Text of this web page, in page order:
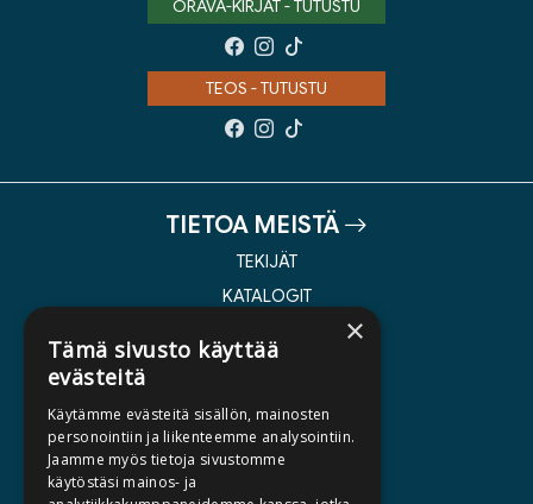
ORAVA-KIRJAT - TUTUSTU
TEOS - TUTUSTU
TIETOA MEISTÄ
TEKIJÄT
KATALOGIT
KIRJA TILAUSTYÖNÄ
MEDIALLE
LASKUTUSOSOITTEET
×
Tämä sivusto käyttää
evästeitä
Käytämme evästeitä sisällön, mainosten
personointiin ja liikenteemme analysointiin.
Jaamme myös tietoja sivustomme
käytöstäsi mainos- ja